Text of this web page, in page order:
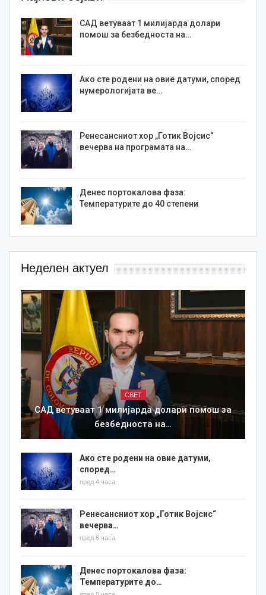
САД ветуваат 1 милијарда долари
помош за безбедноста на…
Ако сте родени на овие датуми, според
нумерологијата ве…
Ренесансниот хор „Готик Војсис“
вечерва на програмата на…
Денес портокалова фаза:
Температурите до 40 степени
Неделен актуел
СВЕТ
САД ветуваат 1 милијарда долари помош за
безбедноста на…
Ако сте родени на овие датуми,
според…
пред 4 часа
Ренесансниот хор „Готик Војсис“
вечерва…
пред 6 часа
Денес портокалова фаза:
Температурите до…